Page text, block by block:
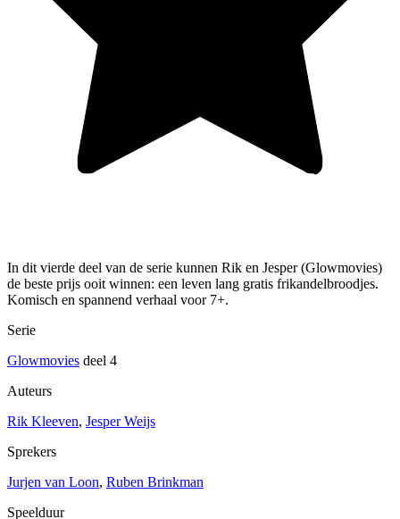
In dit vierde deel van de serie kunnen Rik en Jesper (Glowmovies)
de beste prijs ooit winnen: een leven lang gratis frikandelbroodjes.
Komisch en spannend verhaal voor 7+.
Serie
Glowmovies deel 4
Auteurs
Rik Kleeven, Jesper Weijs
Sprekers
Jurjen van Loon, Ruben Brinkman
Speelduur